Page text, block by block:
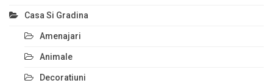
Casa Si Gradina
Amenajari
Animale
Decoratiuni